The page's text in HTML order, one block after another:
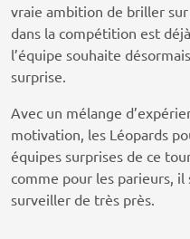
vraie ambition de briller
dans la compétition est
l’équipe souhaite
surprise.
Avec un mélange
motivation, les Léopards
équipes surprises de ce
comme pour les parieurs, il
surveiller de très près.